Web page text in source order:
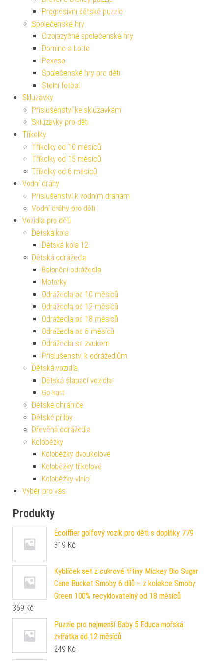
Progresivní dětské puzzle
Společenské hry
Cizojazyčné společenské hry
Domino a Lotto
Pexeso
Společenské hry pro děti
Stolní fotbal
Skluzavky
Příslušenství ke skluzavkám
Skluzavky pro děti
Tříkolky
Tříkolky od 10 měsíců
Tříkolky od 15 měsíců
Tříkolky od 6 měsíců
Vodní dráhy
Příslušenství k vodním drahám
Vodní dráhy pro děti
Vozidla pro děti
Dětská kola
Dětská kola 12
Dětská odrážedla
Balanční odrážedla
Motorky
Odrážedla od 10 měsíců
Odrážedla od 12 měsíců
Odrážedla od 18 měsíců
Odrážedla od 6 měsíců
Odrážedla se zvukem
Příslušenství k odrážedlům
Dětská vozidla
Dětská šlapací vozidla
Go kart
Dětské chrániče
Dětské přilby
Dřevěná odrážedla
Koloběžky
Koloběžky dvoukolové
Koloběžky tříkolové
Koloběžky vlnící
Výběr pro vás
Produkty
Écoiffier golfový vozík pro děti s doplňky 779
319 Kč
Kyblíček set z cukrové třtiny Mickey Bio Sugar
Cane Bucket Smoby 6 dílů – z kolekce Smoby
Green 100% recyklovatelný od 18 měsíců
369 Kč
Puzzle pro nejmenší Baby 5 Educa mořská
zvířátka od 12 měsíců
249 Kč